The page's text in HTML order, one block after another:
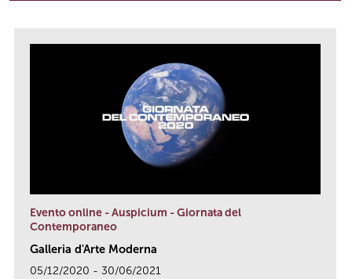
Evento online - Auspicium - Giornata del
Contemporaneo
Galleria d'Arte Moderna
05/12/2020 - 30/06/2021